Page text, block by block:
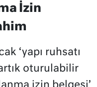
İzin
‘yapı ruhsatı
oturulabilir